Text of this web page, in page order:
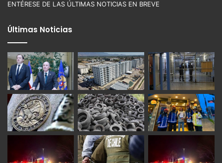
ENTÉRESE DE LAS ÚLTIMAS NOTICIAS EN BREVE
Últimas Noticias